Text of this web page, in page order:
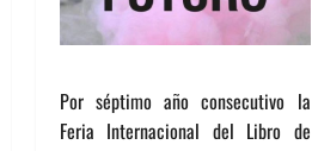
Por séptimo año consecutivo la
Feria Internacional del Libro de